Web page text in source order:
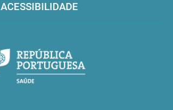
ACESSIBILIDADE